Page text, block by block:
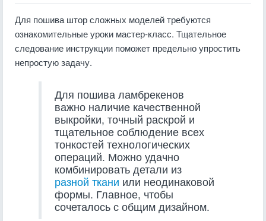
Для пошива штор сложных моделей требуются
ознакомительные уроки мастер-класс. Тщательное
следование инструкции поможет предельно упростить
непростую задачу.
Для пошива ламбрекенов
важно наличие качественной
выкройки, точный раскрой и
тщательное соблюдение всех
тонкостей технологических
операций. Можно удачно
комбинировать детали из
разной ткани или неодинаковой
формы. Главное, чтобы
сочеталось с общим дизайном.